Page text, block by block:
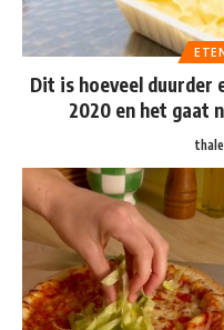
Dit is hoeveel duurder
2020 en het gaat